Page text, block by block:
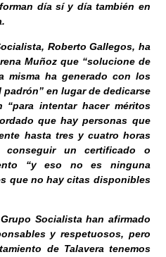
día sí y día también en
Roberto Gallegos, ha
Muñoz que “solucione de
misma ha generado con los
en lugar de dedicarse
intentar hacer méritos
que hay personas que
hasta tres y cuatro horas
conseguir un certificado o
“y eso no es ninguna
que no hay citas disponibles
Socialista han afirmado
y respetuosos, pero
de Talavera tenemos